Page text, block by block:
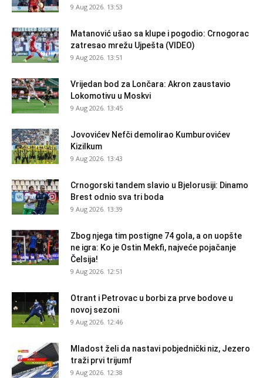
9 Aug 2026. 13:53
Matanović ušao sa klupe i pogodio: Crnogorac
zatresao mrežu Ujpešta (VIDEO)
9 Aug 2026. 13:51
Vrijedan bod za Lončara: Akron zaustavio
Lokomotivu u Moskvi
9 Aug 2026. 13:45
Jovovićev Nefči demolirao Kumburovićev
Kizilkum
9 Aug 2026. 13:43
Crnogorski tandem slavio u Bjelorusiji: Dinamo
Brest odnio sva tri boda
9 Aug 2026. 13:39
Zbog njega tim postigne 74 gola, a on uopšte
ne igra: Ko je Ostin Mekfi, najveće pojačanje
Čelsija!
9 Aug 2026. 12:51
Otrant i Petrovac u borbi za prve bodove u
novoj sezoni
9 Aug 2026. 12:46
Mladost želi da nastavi pobjednički niz, Jezero
traži prvi trijumf
9 Aug 2026. 12:38